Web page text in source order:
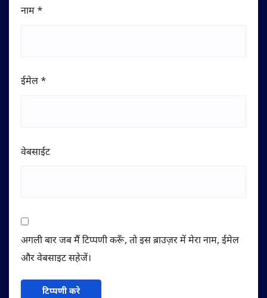
नाम *
ईमेल *
वेबसाईट
अगली बार जब मैं टिप्पणी करूँ, तो इस ब्राउज़र में मेरा नाम, ईमेल
और वेबसाइट सहेजें।